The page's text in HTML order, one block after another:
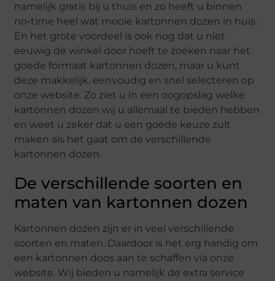
namelijk gratis bij u thuis en zo heeft u binnen
no-time heel wat mooie kartonnen dozen in huis.
En het grote voordeel is ook nog dat u niet
eeuwig de winkel door hoeft te zoeken naar het
goede formaat kartonnen dozen, maar u kunt
deze makkelijk, eenvoudig en snel selecteren op
onze website. Zo ziet u in een oogopslag welke
kartonnen dozen wij u allemaal te bieden hebben
en weet u zeker dat u een goede keuze zult
maken als het gaat om de verschillende
kartonnen dozen.
De verschillende soorten en
maten van kartonnen dozen
Kartonnen dozen zijn er in veel verschillende
soorten en maten. Daardoor is het erg handig om
een kartonnen doos aan te schaffen via onze
website. Wij bieden u namelijk de extra service